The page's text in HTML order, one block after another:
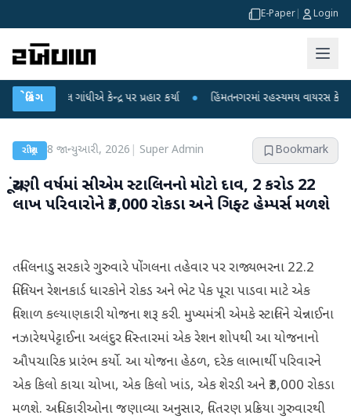
E-Paper Login
બ્રેકિંગ
રાહુલ ગાંધીએ કેન્દ્ર પર પ્રહાર કર્યા ● હિંમતનગરમાં રહસ્યમય વાયરસ કે ચાંદીપુરા? 6
રાષ્ટ્રીય 8 જાન્યુઆરી, 2026 Super Admin Bookmark
ચૂંટણી વર્ષમાં સીએમ સ્ટાલિનનો મોટો દાવ, 2 કરોડ 22
લાખ પરિવારોને ₹3,000 રોકડા અને ગિફ્ટ હેમ્પર્સ મળશે
તમિલનાડુ સરકારે ગુરુવારે પોંગલના તહેવાર પર રાજ્યભરના 22.2
મિલિયન રેશનકાર્ડ ધારકોને રોકડ અને ભેટ પેક પૂરા પાડવા માટે એક
વિશાળ કલ્યાણકારી યોજના શરૂ કરી. મુખ્યમંત્રી એમકે સ્ટાલિને ચેન્નાઈના
નઝારેથપેટ્ટાઈના અલંદુર વિસ્તારમાં એક રેશન શોપથી આ યોજનાનો
ઔપચારિક પ્રારંભ કર્યો. આ યોજના હેઠળ, દરેક લાભાર્થી પરિવારને
એક કિલો કાચા ચોખા, એક કિલો ખાંડ, એક શેરડી અને ₹3,000 રોકડા
મળશે. અધિકારીઓના જણાવ્યા અનુસાર, વિતરણ પ્રક્રિયા ગુરુવારથી